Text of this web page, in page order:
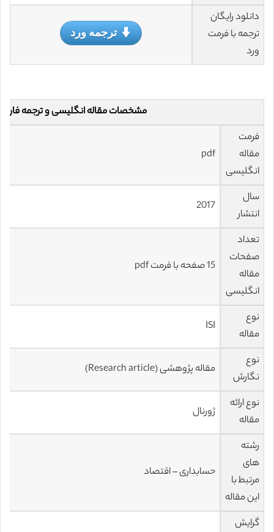
دانلود رایگان
ترجمه با فرمت
ورد
ترجمه ورد
مشخصات مقاله انگلیسی و ترجمه
فرمت
مقاله
انگلیسی
pdf
سال
انتشار
2017
تعداد
صفحات
مقاله
انگلیسی
15 صفحه با فرمت pdf
نوع
مقاله
ISI
نوع
نگارش
مقاله پژوهشی (Research article)
نوع ارائه
مقاله
ژورنال
رشته
های
مرتبط با
این مقاله
حسابداری – اقتصاد
گرایش